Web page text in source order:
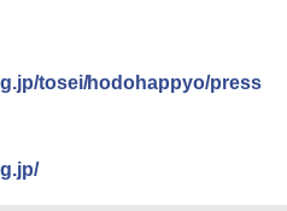
歩き方 チェコ ポーランド スロヴ
たみ 防災グッズ 災害用トイレ ビ
ック ポップアップテント 携帯 簡
ント (オリーブ)
販売】超強力クマ対策スプレー 30
噴射30秒）110ml（連続噴射15
tosei/hodohappyo/press